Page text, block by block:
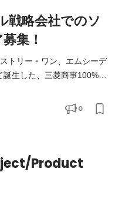
戦略会社でのソ
集！
トリー・ワン、エムシーデ
生した、三菱商事100%出
げ、先進的なテクノロジー
顧客と社会の課題解決に取
0
Product